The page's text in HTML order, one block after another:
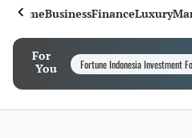
HomeBusinessFinanceLuxury
For
You
Fortune Indonesia Investment